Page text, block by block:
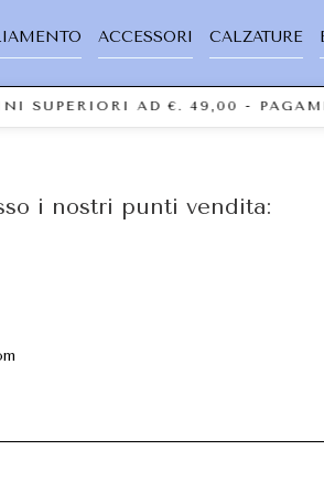
ACCESSORI CALZATURE
SUPERIORI AD €. 49,00 -
i nostri punti vendita: